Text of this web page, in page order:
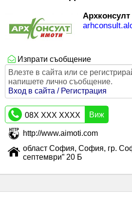
Архконсулт
Изпрати съобщение
Влезте в сайта или се
напишете лично съобщение.
Вход в сайта / Регистрация
08X XXX XXXX Виж
http://www.aimoti.com
област София, София, гр.
септември” 20 Б